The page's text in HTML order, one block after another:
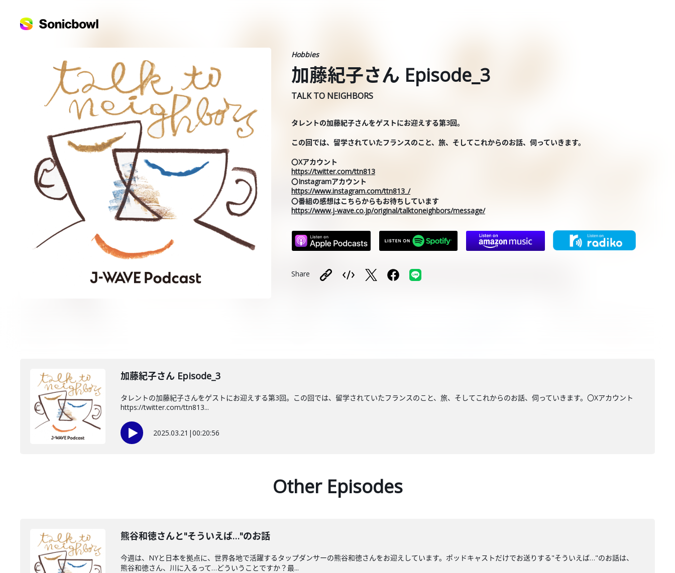
Hobbies
加藤紀子さん Episode_3
TALK TO NEIGHBORS
タレントの加藤紀子さんをゲストにお迎えする第3回。
この回では、留学されていたフランスのこと、旅、そしてこれからのお話、伺っていきます。
〇Xアカウント
https://twitter.com/ttn813
〇Instagramアカウント
https://www.instagram.com/ttn813_/
〇番組の感想はこちらからもお待ちしています
https://www.j-wave.co.jp/original/talktoneighbors/message/
Share
加藤紀子さん Episode_3
タレントの加藤紀子さんをゲストにお迎えする第3回。この回では、留学されていたフランスのこと、旅、そしてこれからのお話、伺っていきます。〇Xアカウント
https://twitter.com/ttn813...
2025.03.21 |00:20:56
Other Episodes
熊谷和徳さんと"そういえば…"のお話
今週は、NYと日本を拠点に、世界各地で活躍するタップダンサーの熊谷和徳さんをお迎えしています。ポッドキャストだけでお送りする"そういえば…"のお話は、
熊谷和徳さん、川に入るって…どういうことですか？最...